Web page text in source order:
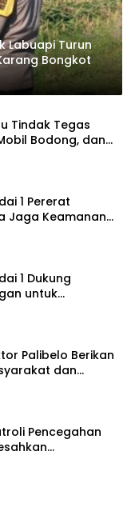
Labuapi Turun
Bongkot
Tindak Tegas
Bodong, dan
1 Pererat
Jaga Keamanan
1 Dukung
untuk
Indonesia Emas
Palibelo Berikan
dan
Pencegahan